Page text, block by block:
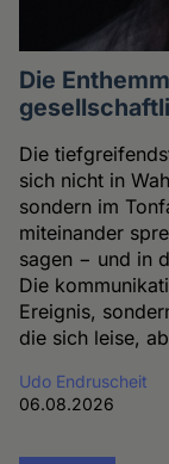
Die
Die
sich nicht in
sondern im
miteinander
sagen − und in
Die
Ereignis,
die sich leise,
Udo Endruscheit
06.08.2026